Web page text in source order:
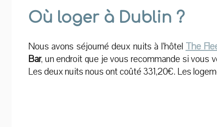
Où loger à Dublin ?
Nous avons séjourné deux nuits à l’hôtel The
Bar, un endroit que je vous recommande si vous
Les deux nuits nous ont coûté 331,20€. Les